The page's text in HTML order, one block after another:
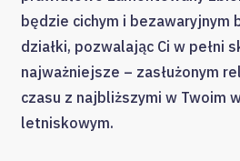
będzie cichym i bezawaryjnym
działki, pozwalając Ci w pełni
najważniejsze – zasłużonym
czasu z najbliższymi w Twoim
letniskowym.